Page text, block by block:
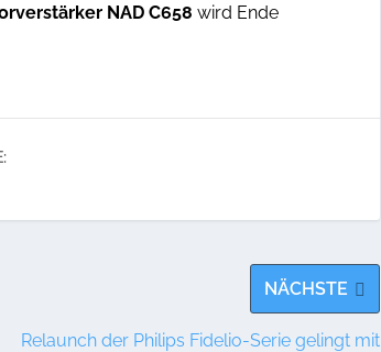
NAD C658 wird Ende
NÄCHSTE
Relaunch der Philips Fidelio-Serie gelingt mit